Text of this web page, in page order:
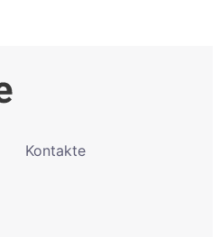
Kontakte